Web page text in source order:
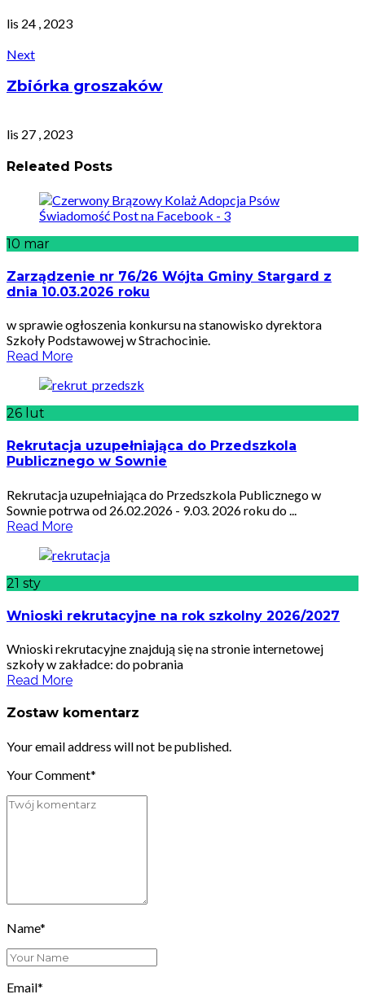
lis 24 , 2023
Next
Zbiórka groszaków
lis 27 , 2023
Releated Posts
10 mar
Zarządzenie nr 76/26 Wójta Gminy Stargard z
dnia 10.03.2026 roku
w sprawie ogłoszenia konkursu na stanowisko dyrektora
Szkoły Podstawowej w Strachocinie.
Read More
26 lut
Rekrutacja uzupełniająca do Przedszkola
Publicznego w Sownie
Rekrutacja uzupełniająca do Przedszkola Publicznego w
Sownie potrwa od 26.02.2026 - 9.03. 2026 roku do ...
Read More
21 sty
Wnioski rekrutacyjne na rok szkolny 2026/2027
Wnioski rekrutacyjne znajdują się na stronie internetowej
szkoły w zakładce: do pobrania
Read More
Zostaw komentarz
Your email address will not be published.
Your Comment*
Name*
Email*